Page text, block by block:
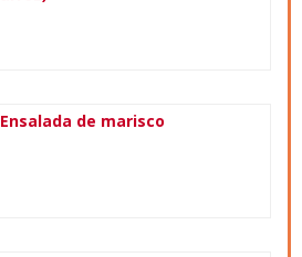
Ensalada de marisco